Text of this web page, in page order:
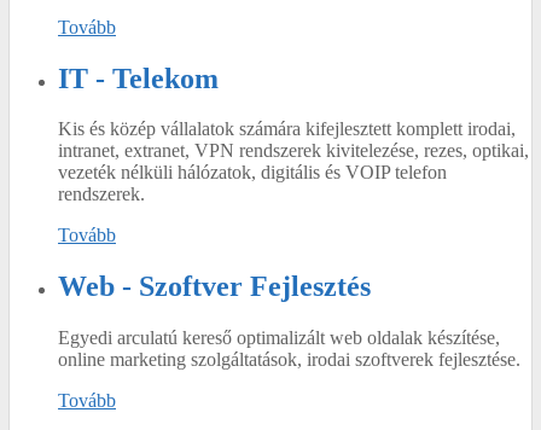
Tovább
IT - Telekom
Kis és közép vállalatok számára kifejlesztett komplett irodai,
intranet, extranet, VPN rendszerek kivitelezése, rezes, optikai,
vezeték nélküli hálózatok, digitális és VOIP telefon
rendszerek.
Tovább
Web - Szoftver Fejlesztés
Egyedi arculatú kereső optimalizált web oldalak készítése,
online marketing szolgáltatások, irodai szoftverek fejlesztése.
Tovább